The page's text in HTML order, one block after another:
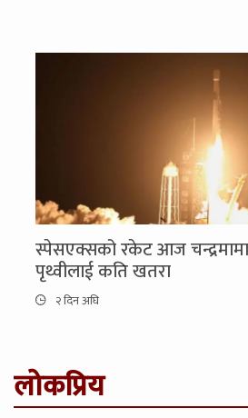
स्पेसएक्सको रकेट आज
पृथ्वीलाई कति खतरा
२ दिन अघि
लोकप्रिय